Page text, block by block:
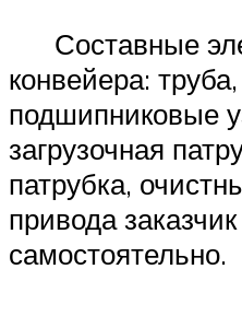
Составные
конвейера:
подшипниковые
загрузочная
патрубка,
привода
самостоятельно.